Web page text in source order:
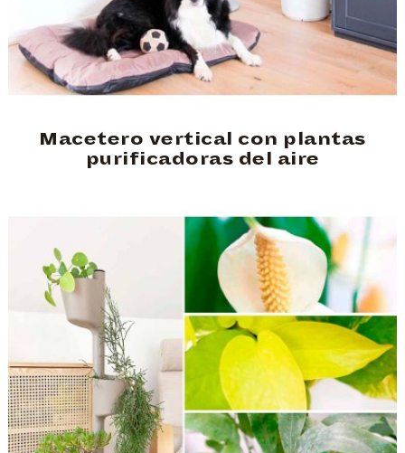
Macetero vertical con plantas
purificadoras del aire